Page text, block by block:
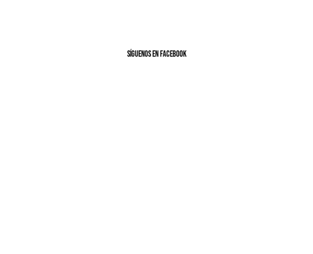
SíGUENOS EN FACEBOOK